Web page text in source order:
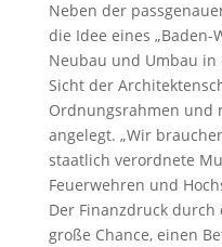
Neben der
die Idee eines
Neubau und Umbau in
Sicht der
Ordnungsrahmen und
angelegt. „Wir
staatlich verordnete
Feuerwehren und
Der Finanzdruck
große Chance, einen